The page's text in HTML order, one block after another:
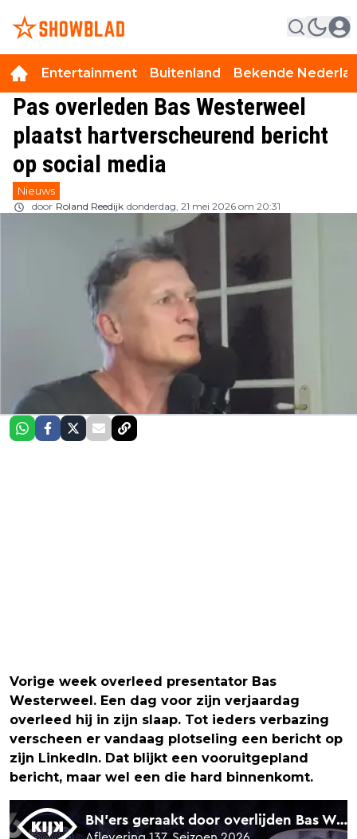
Entertainment Buitenland Bekende
Pas overleden Bas Westerweel
plaatst hartverscheurend bericht
op social media
Nieuws
door Roland Reedijk donderdag, 21 mei 2026 om 20:31
Vorige week overleed presentator Bas
Westerweel. Een dag voor zijn verjaardag
overleed hij in zijn slaap. Tot ieders verbazing
verscheen er vandaag plotseling een bericht op
zijn LinkedIn. Dat blijkt een vooruitgepland
bericht, maar wel een die hard binnenkomt.